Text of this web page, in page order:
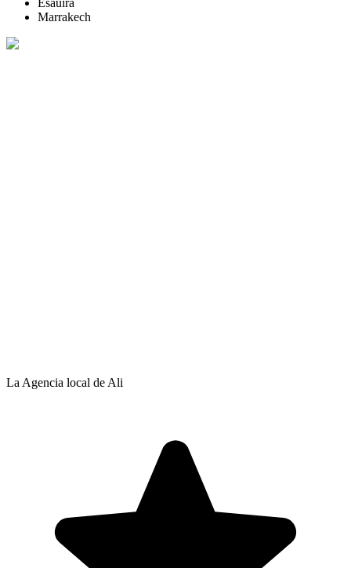
Esauira
Marrakech
La Agencia local de Ali